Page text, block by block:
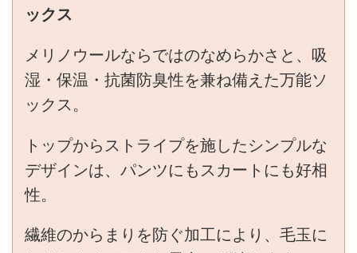
ックス
メリノウールならではのなめらかさと、吸
湿・保温・抗菌防臭性を兼ね備えた万能ソ
ックス。
トップからストライプを施したシンプルな
デザインは、パンツにもスカートにも好相
性。
繊維のからまりを防ぐ加工により、毛玉に